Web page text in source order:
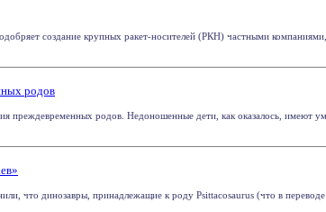
создание крупных ракет-носителей (РКН) частными
родов
преждевременных родов. Недоношенные дети, как оказалось, имеют
что динозавры, принадлежащие к роду Psittacosaurus (что в переводе